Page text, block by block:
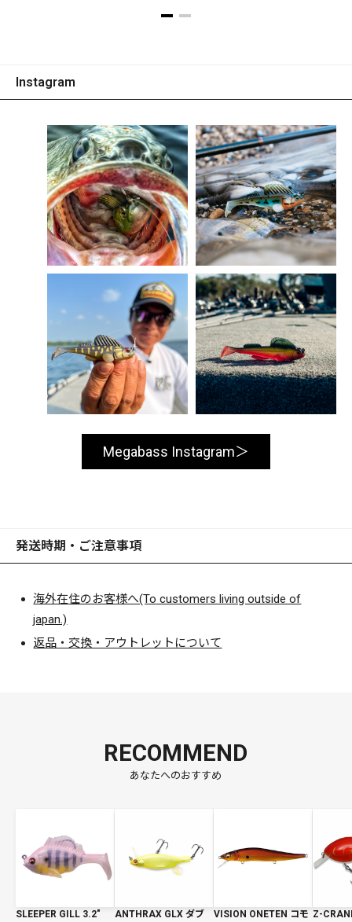
Instagram
Megabass Instagram
発送時期・ご注意事項
海外在住のお客様へ(To customers living outside of
japan.)
返品・交換・アウトレットについて
RECOMMEND
あなたへのおすすめ
SLEEPER GILL 3.2"
ANTHRAX GLX ダブ
VISION ONETEN コモ Z-